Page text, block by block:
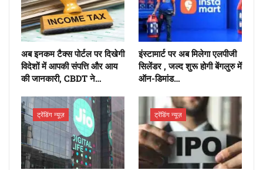
अब इनकम टैक्स पोर्टल पर दिखेगी
विदेशों में आपकी संपत्ति और आय
की जानकारी, CBDT ने…
इंस्टामार्ट पर अब मिलेगा एलपीजी
सिलेंडर , जल्द शुरू होगी बेंगलुरु में
ऑन-डिमांड…
ट्रेंडिंग न्यूज़ ट्रेंडिंग न्यूज़